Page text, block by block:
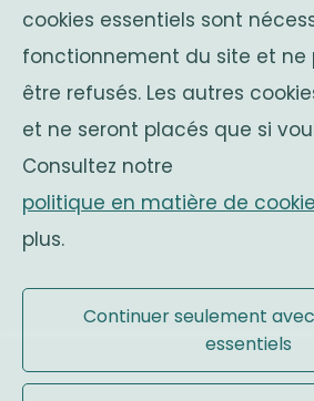
cookies essentiels sont
fonctionnement du site et ne
être refusés. Les autres
et ne seront placés que si
Consultez notre
politique en matière de
plus.
Continuer seulement
essentiels
1050 Bruxelles
Belgium
associations sœurs
monarchie belge
Site officiel
Conditions d'utilisation|